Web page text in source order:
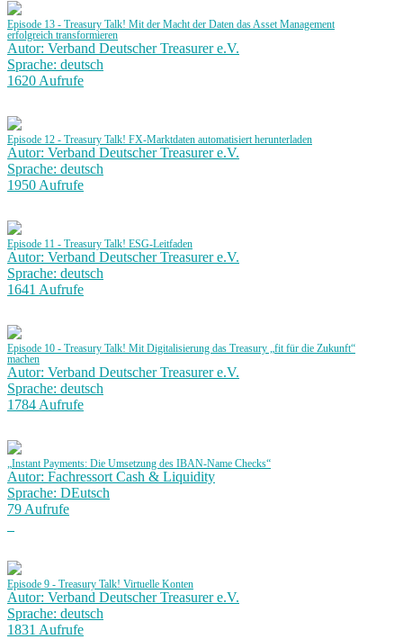
Episode 13 - Treasury Talk! Mit der Macht der Daten das Asset Management
erfolgreich transformieren
Autor: Verband Deutscher Treasurer e.V.
Sprache: deutsch
1620 Aufrufe
Episode 12 - Treasury Talk! FX-Marktdaten automatisiert herunterladen
Autor: Verband Deutscher Treasurer e.V.
Sprache: deutsch
1950 Aufrufe
Episode 11 - Treasury Talk! ESG-Leitfaden
Autor: Verband Deutscher Treasurer e.V.
Sprache: deutsch
1641 Aufrufe
Episode 10 - Treasury Talk! Mit Digitalisierung das Treasury „fit für die Zukunft“
machen
Autor: Verband Deutscher Treasurer e.V.
Sprache: deutsch
1784 Aufrufe
„Instant Payments: Die Umsetzung des IBAN-Name Checks“
Autor: Fachressort Cash & Liquidity
Sprache: DEutsch
79 Aufrufe
Episode 9 - Treasury Talk! Virtuelle Konten
Autor: Verband Deutscher Treasurer e.V.
Sprache: deutsch
1831 Aufrufe